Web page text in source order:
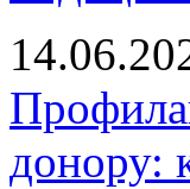
донору: